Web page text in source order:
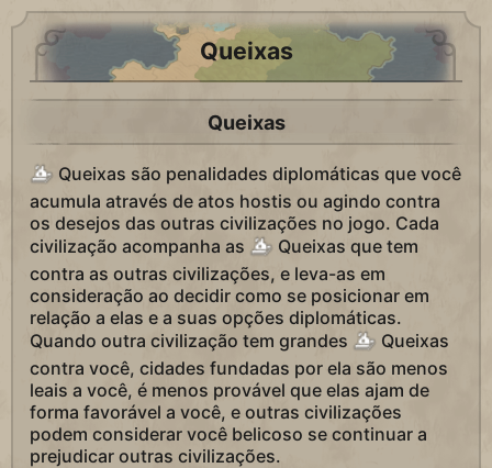
Queixas
Queixas
Queixas são penalidades diplomáticas que você
acumula através de atos hostis ou agindo contra
os desejos das outras civilizações no jogo. Cada
civilização acompanha as
Queixas que tem
contra as outras civilizações, e leva-as em
consideração ao decidir como se posicionar em
relação a elas e a suas opções diplomáticas.
Quando outra civilização tem grandes
Queixas
contra você, cidades fundadas por ela são menos
leais a você, é menos provável que elas ajam de
forma favorável a você, e outras civilizações
podem considerar você belicoso se continuar a
prejudicar outras civilizações.